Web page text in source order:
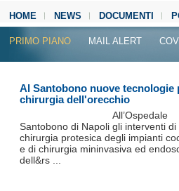
HOME NEWS DOCUMENTI
MEDIA CENTER
PRIMO PIANO MAIL ALERT
Al Santobono nuove tecnologie
chirurgia dell'orecchio
All’Ospedale
Santobono di Napoli gli interventi di
chirurgia protesica degli impianti
e di chirurgia mininvasiva ed
dell&rs ...